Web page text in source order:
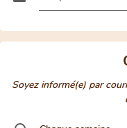
Soyez informé(e) par